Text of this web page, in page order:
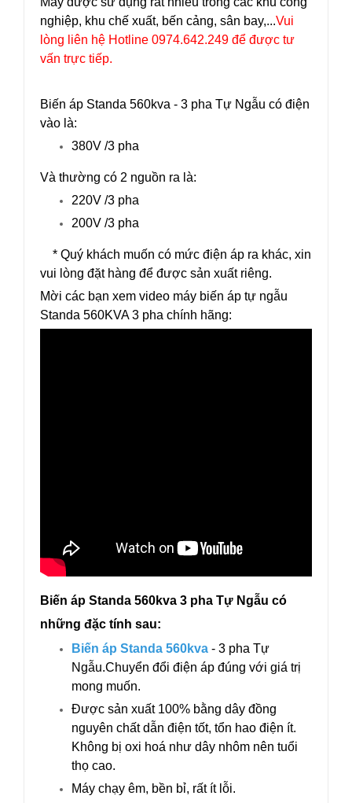
nghiệp, khu chế xuất, bến cảng, sân bay,...Vui
lòng liên hệ Hotline 0974.642.249 để được tư
vấn trực tiếp.
Biến áp Standa 560kva - 3 pha Tự Ngẫu có điện
vào là:
380V /3 pha
Và thường có 2 nguồn ra là:
220V /3 pha
200V /3 pha
* Quý khách muốn có mức điện áp ra khác, xin
vui lòng đặt hàng để được sản xuất riêng.
Mời các bạn xem video máy biến áp tự ngẫu
Standa 560KVA 3 pha chính hãng:
Biến áp Standa 560kva 3 pha Tự Ngẫu có
những đặc tính sau:
Biến áp Standa 560kva - 3 pha Tự
Ngẫu.Chuyển đổi điện áp đúng với giá trị
mong muốn.
Được sản xuất 100% bằng dây đồng
nguyên chất dẫn điện tốt, tổn hao điện ít.
Không bị oxi hoá như dây nhôm nên tuổi
thọ cao.
Máy chạy êm, bền bỉ, rất ít lỗi.